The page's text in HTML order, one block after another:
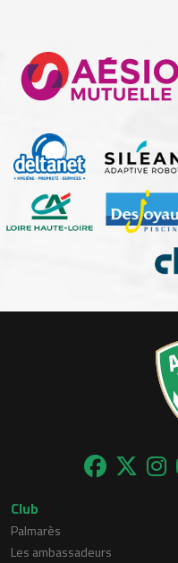
Club
Palmarès
Les ambassadeurs